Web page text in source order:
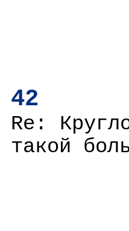
42
Re:
такой